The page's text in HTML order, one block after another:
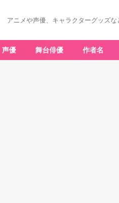
アニメや声優、キャラクターグッズ
声優 舞台俳優 作者名